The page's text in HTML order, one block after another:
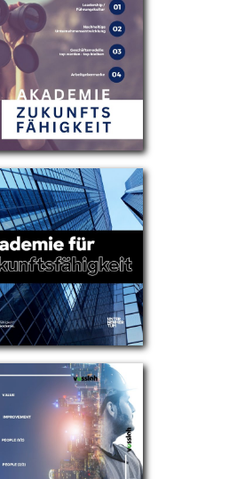
Partner
Über uns